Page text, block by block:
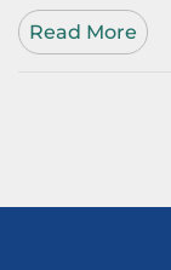
Read More